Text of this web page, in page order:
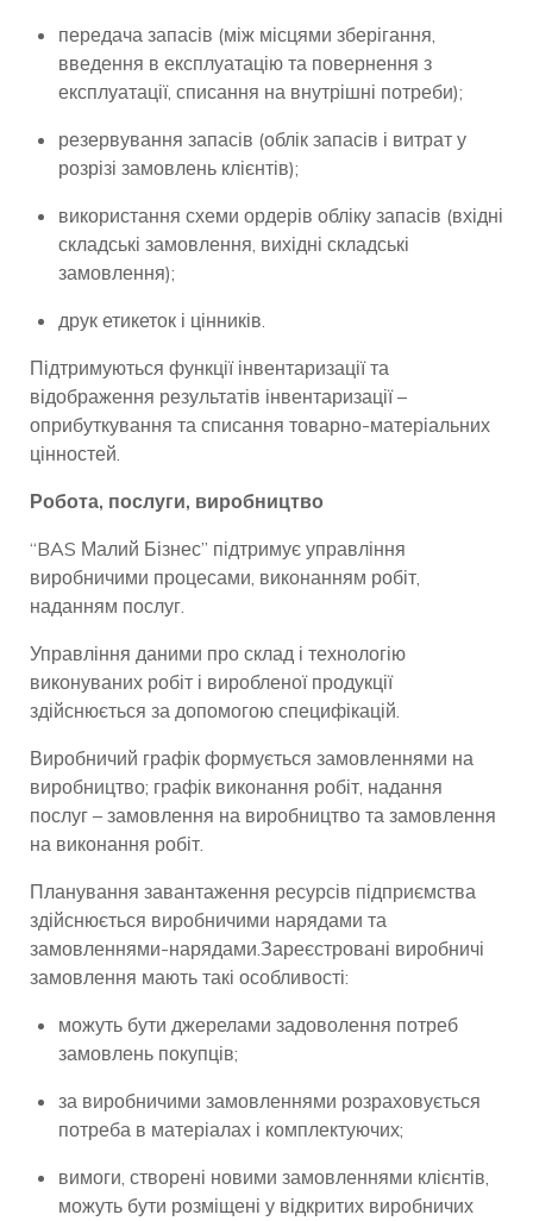
передача запасів (між місцями зберігання,
введення в експлуатацію та повернення з
експлуатації, списання на внутрішні потреби);
резервування запасів (облік запасів і витрат у
розрізі замовлень клієнтів);
використання схеми ордерів обліку запасів (вхідні
складські замовлення, вихідні складські
замовлення);
друк етикеток і цінників.
Підтримуються функції інвентаризації та
відображення результатів інвентаризації –
оприбуткування та списання товарно-матеріальних
цінностей.
Робота, послуги, виробництво
“BAS Малий Бізнес” підтримує управління
виробничими процесами, виконанням робіт,
наданням послуг.
Управління даними про склад і технологію
виконуваних робіт і виробленої продукції
здійснюється за допомогою специфікацій.
Виробничий графік формується замовленнями на
виробництво; графік виконання робіт, надання
послуг – замовлення на виробництво та замовлення
на виконання робіт.
Планування завантаження ресурсів підприємства
здійснюється виробничими нарядами та
замовленнями-нарядами.Зареєстровані виробничі
замовлення мають такі особливості:
можуть бути джерелами задоволення потреб
замовлень покупців;
за виробничими замовленнями розраховується
потреба в матеріалах і комплектуючих;
вимоги, створені новими замовленнями клієнтів,
можуть бути розміщені у відкритих виробничих